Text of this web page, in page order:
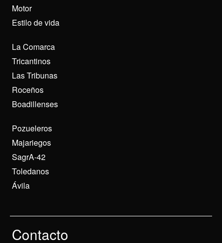
Motor
Estilo de vida
La Comarca
Tricantinos
Las Tribunas
Roceños
Boadillenses
Pozueleros
Majariegos
SagrA-42
Toledanos
Ávila
Contacto